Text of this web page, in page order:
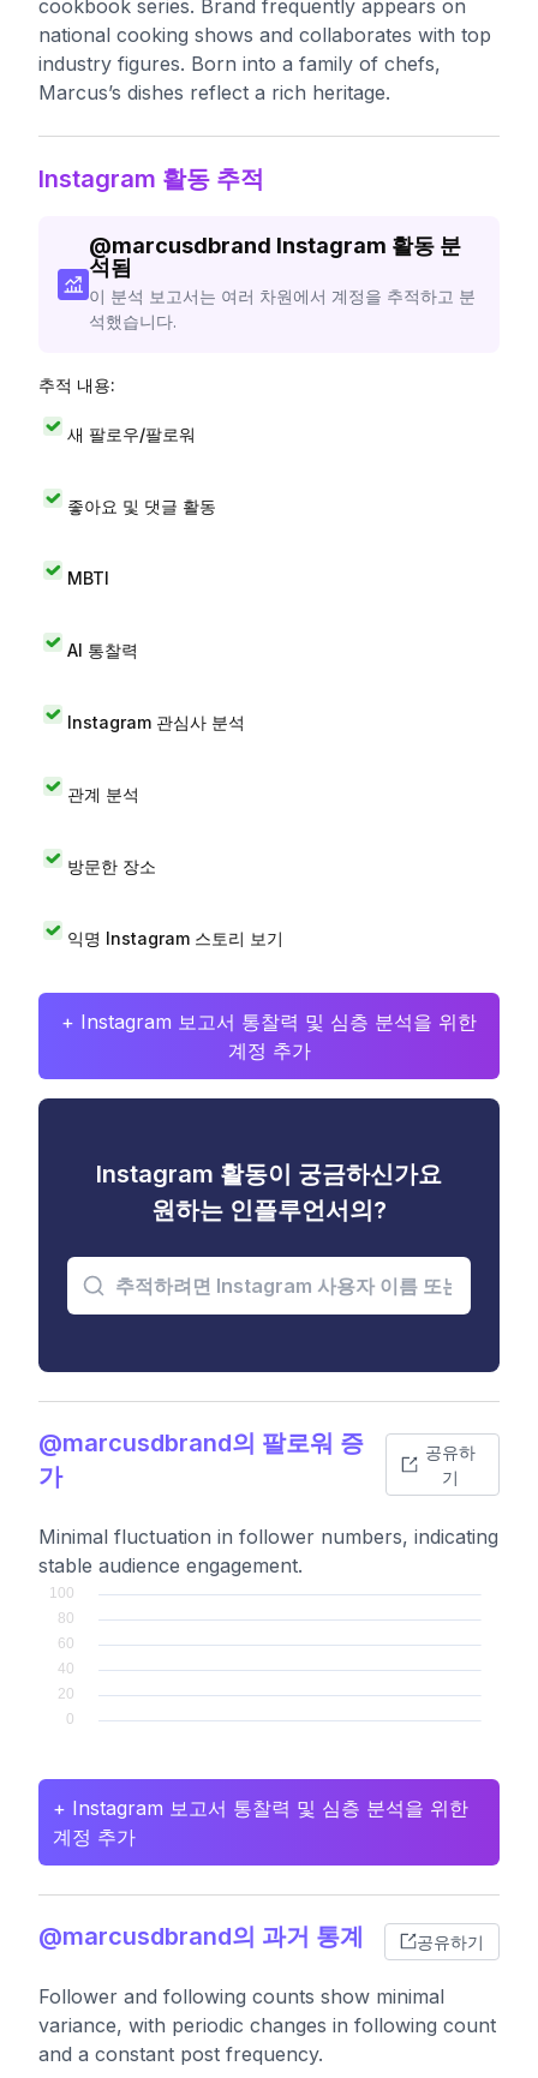
cookbook series. Brand frequently appears on
national cooking shows and collaborates with top
industry figures. Born into a family of chefs,
Marcus’s dishes reflect a rich heritage.
Instagram 활동 추적
@marcusdbrand Instagram 활동 분
석됨
이 분석 보고서는 여러 차원에서 계정을 추적하고 분
석했습니다.
추적 내용:
새 팔로우/팔로워
좋아요 및 댓글 활동
MBTI
AI 통찰력
Instagram 관심사 분석
관계 분석
방문한 장소
익명 Instagram 스토리 보기
+ Instagram 보고서 통찰력 및 심층 분석을 위한
계정 추가
Instagram 활동이 궁금하신가요
원하는 인플루언서의?
@marcusdbrand의 팔로워 증
가
공유하
기
Minimal fluctuation in follower numbers, indicating
stable audience engagement.
+ Instagram 보고서 통찰력 및 심층 분석을 위한
계정 추가
@marcusdbrand의 과거 통계 공유하기
Follower and following counts show minimal
variance, with periodic changes in following count
and a constant post frequency.